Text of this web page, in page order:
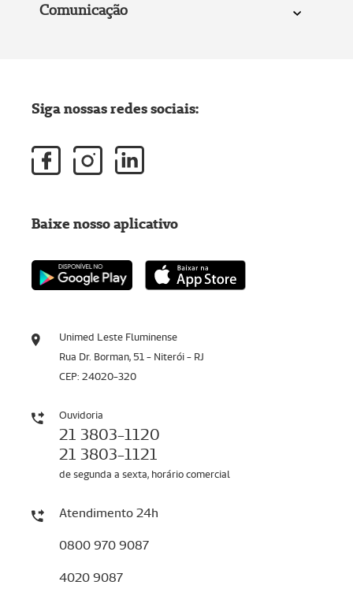
Comunicação
Unimed Leste Fluminense
Rua Dr. Borman, 51 - Niterói - RJ
CEP: 24020-320
Ouvidoria
21 3803-1120
21 3803-1121
de segunda a sexta, horário comercial
Atendimento 24h
0800 970 9087
4020 9087
Siga nossas redes sociais:
Baixe nosso aplicativo